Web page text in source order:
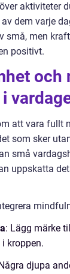
aktiviteter
dem varje
små, men
positivt.
och
att vara fullt
som sker
små
uppskatta
: Lägg märke
kroppen.
djupa